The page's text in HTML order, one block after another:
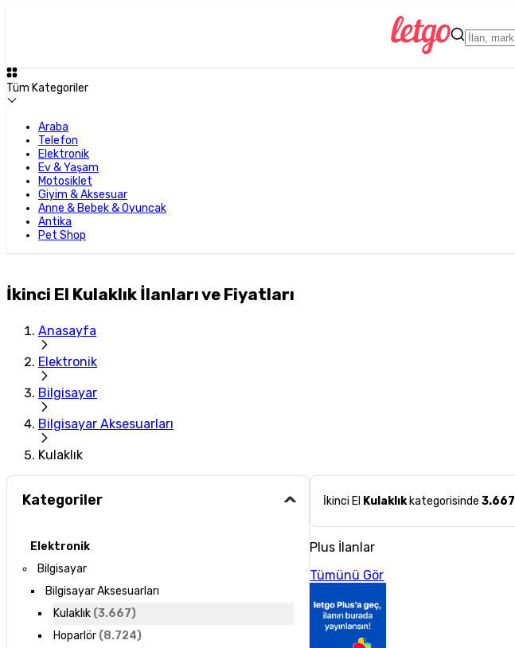
Tüm Kategoriler
Araba
Telefon
Elektronik
Ev & Yaşam
Motosiklet
Giyim & Aksesuar
Anne & Bebek & Oyuncak
Antika
Pet Shop
İkinci El Kulaklık İlanları ve Fiyatları
Anasayfa
Elektronik
Bilgisayar
Bilgisayar Aksesuarları
Kulaklık
Kategoriler
Elektronik
Bilgisayar
Bilgisayar Aksesuarları
Kulaklık(3.667)
Hoparlör(8.724)
İkinci El Kulaklıkkategorisinde 3.667
Plus İlanlar
Tümünü Gör